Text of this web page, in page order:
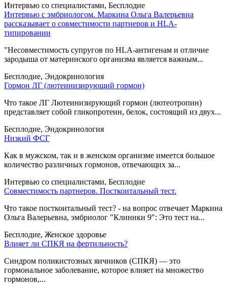
Интервью со специалистами, Бесплодие
Интервью с эмбриологом. Маркина Ольга Валерьевна
рассказывает о совместимости партнеров и HLA-
типировании
"Несовместимость супругов по HLA-антигенам и отличие
зародыша от материнского организма является важным...
Бесплодие, Эндокринология
Гормон ЛГ (лютеинизирующий гормон)
Что такое ЛГ Лютеинизирующий гормон (лютеотропин)
представляет собой гликопротеин, белок, состоящий из двух...
Бесплодие, Эндокринология
Низкий ФСГ
Как в мужском, так и в женском организме имеется большое
количество различных гормонов, отвечающих за...
Интервью со специалистами, Бесплодие
Совместимость партнеров. Посткоитальный тест.
Что такое посткоитальный тест? - на вопрос отвечает Маркина
Ольга Валерьевна, эмбриолог "Клиники 9": Это тест на...
Бесплодие, Женское здоровье
Влияет ли СПКЯ на фертильность?
Синдром поликистозных яичников (СПКЯ) — это
гормональное заболевание, которое влияет на множество
гормонов,...